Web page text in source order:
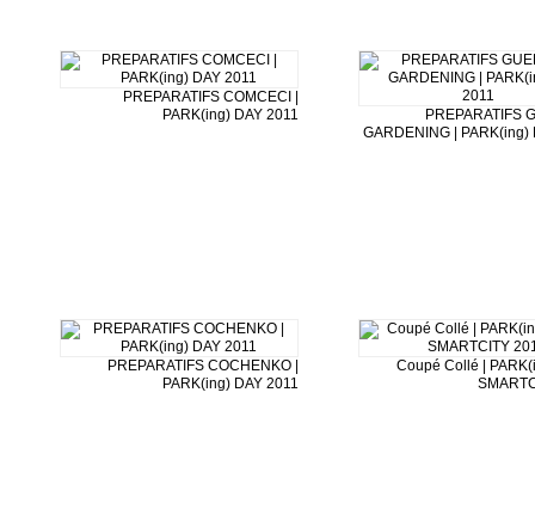
PREPARATIFS COMCECI |
PARK(ing) DAY 2011
PREPARATIFS
GARDENING | PARK(ing)
PREPARATIFS COCHENKO |
PARK(ing) DAY 2011
Coupé Collé |